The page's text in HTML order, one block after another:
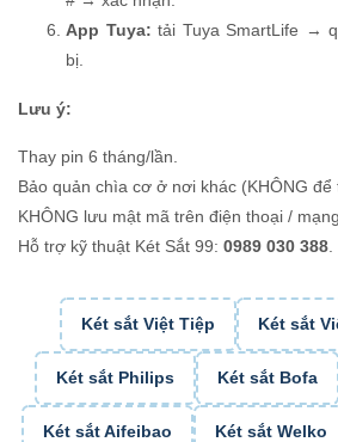
App Tuya: tải Tuya SmartLife →
bị.
Lưu ý:
Thay pin 6 tháng/lần.
Bảo quản chìa cơ ở nơi khác (KHÔNG để
KHÔNG lưu mật mã trên điện thoại /
Hỗ trợ kỹ thuật Két Sắt 99: 0989 030 388
Két sắt Việt Tiệp Két sắt
Két sắt Philips Két sắt Bofa
Két sắt Aifeibao Két sắt Welko